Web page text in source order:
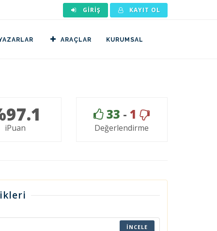
GIRIŞ KAYIT OL
ARAÇLAR KURUMSAL
iPuan
33 - 1
Değerlendirme
İNCELE